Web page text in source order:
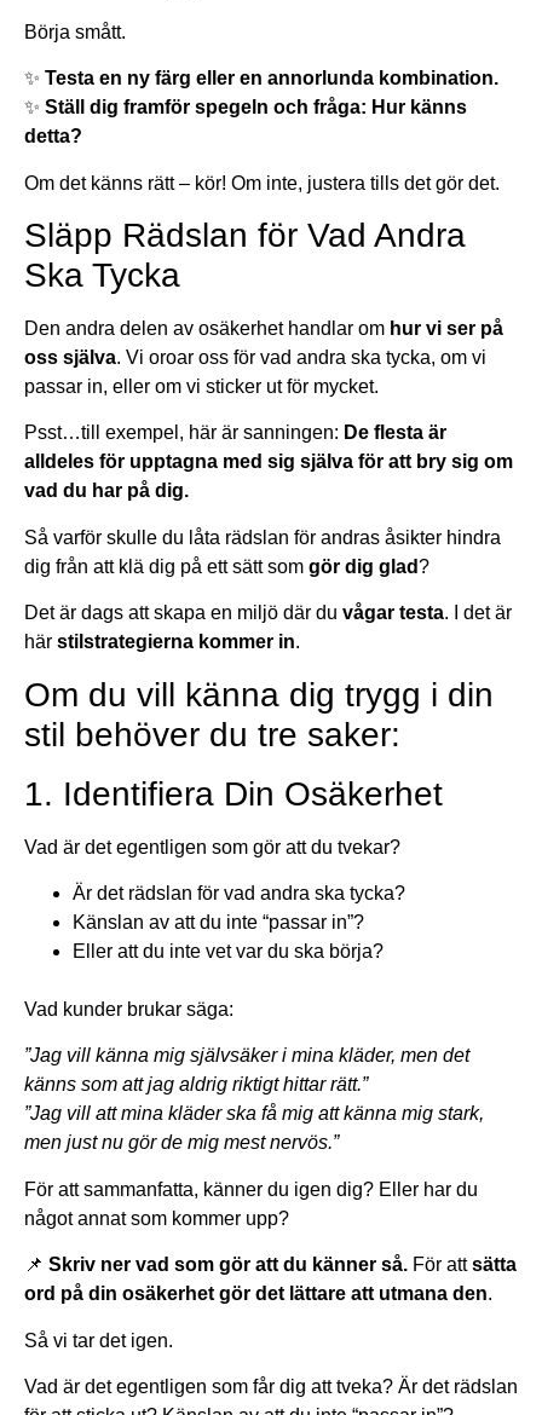
Börja smått.
✨ Testa en ny färg eller en annorlunda kombination.
✨ Ställ dig framför spegeln och fråga: Hur känns
detta?
Om det känns rätt – kör! Om inte, justera tills det gör det.
Släpp Rädslan för Vad Andra
Ska Tycka
Den andra delen av osäkerhet handlar om hur vi ser på
oss själva. Vi oroar oss för vad andra ska tycka, om vi
passar in, eller om vi sticker ut för mycket.
Psst…till exempel, här är sanningen: De flesta är
alldeles för upptagna med sig själva för att bry sig om
vad du har på dig.
Så varför skulle du låta rädslan för andras åsikter hindra
dig från att klä dig på ett sätt som gör dig glad?
Det är dags att skapa en miljö där du vågar testa. I det är
här stilstrategierna kommer in.
Om du vill känna dig trygg i din
stil behöver du tre saker:
1. Identifiera Din Osäkerhet
Vad är det egentligen som gör att du tvekar?
Är det rädslan för vad andra ska tycka?
Känslan av att du inte “passar in”?
Eller att du inte vet var du ska börja?
Vad kunder brukar säga:
”Jag vill känna mig självsäker i mina kläder, men det
känns som att jag aldrig riktigt hittar rätt.”
”Jag vill att mina kläder ska få mig att känna mig stark,
men just nu gör de mig mest nervös.”
För att sammanfatta, känner du igen dig? Eller har du
något annat som kommer upp?
📌 Skriv ner vad som gör att du känner så. För attsätta
ord på din osäkerhet gör det lättare att utmana den.
Så vi tar det igen.
Vad är det egentligen som får dig att tveka? Är det rädslan